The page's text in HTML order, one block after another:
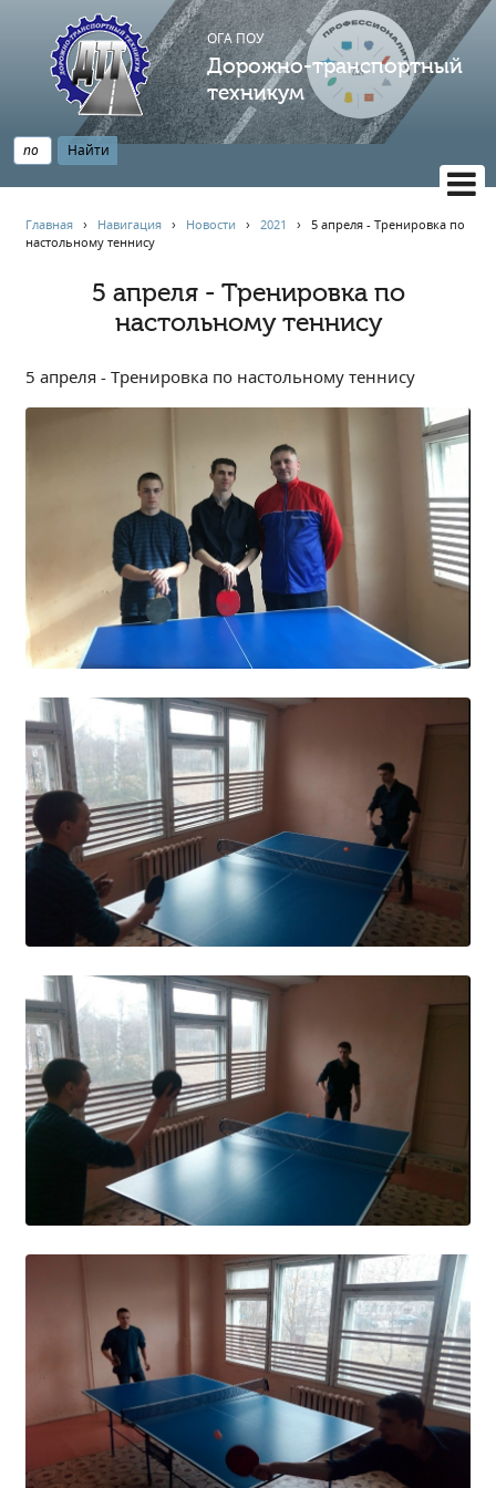
ОГА ПОУ
Дорожно-транспортный
техникум
НАВИГАЦИЯ
Главная
Профессионалитет
Опрос по качеству образования
Информация
Независимая оценка качества
Профориентация
Обращения онлайн
Контакты
Региональный центр по профилактике ДДТТ
Учебно-производственный комплекс
Центр карьеры
Противодействие коррупции
Всероссийское чемпионатное движение
Региональная инновационная площадка
СВЕДЕНИЯ ОБ ОБРАЗОВАТЕЛЬНОЙ ОРГАНИЗАЦИИ
Основные сведения
Структура и органы управления образовательной
организацией
Документы
Образование
Образовательные стандарты и требования
Руководство
Педагогический состав
Материально-техническое обеспечение и
оснащенность образовательного процесса.
Доступная среда
Стипендии и меры поддержки обучающихся
Платные образовательные услуги
Финансово-хозяйственная деятельность
Вакантные места для приёма (перевода)
Международное сотрудничество
Организация питания в образовательной
организации
УЧЕБНАЯ РАБОТА
Главная › Навигация › Новости ›2021 ›5 апреля - Тренировка по
настольному теннису
5 апреля - Тренировка по
настольному теннису
5 апреля - Тренировка по настольному теннису